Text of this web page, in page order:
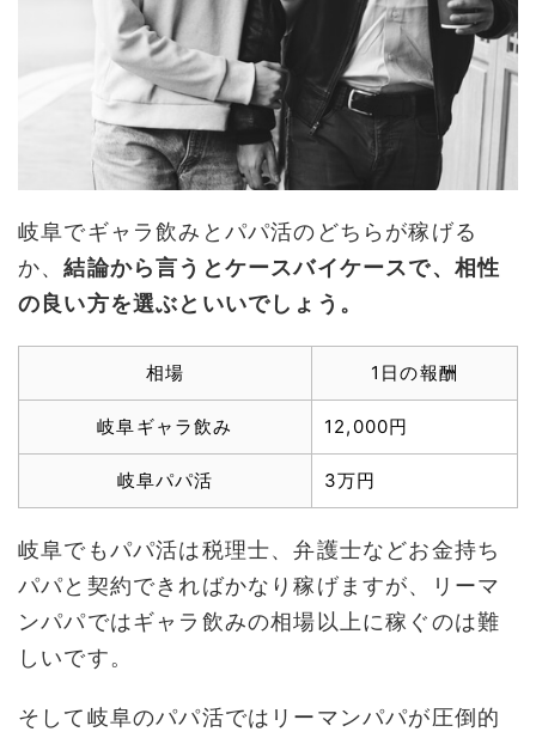
岐阜でギャラ飲みとパパ活のどちらが稼げる
か、結論から言うとケースバイケースで、相性
の良い方を選ぶといいでしょう。
相場 1日の報酬
岐阜ギャラ飲み 12,000円
岐阜パパ活 3万円
岐阜でもパパ活は税理士、弁護士などお金持ち
パパと契約できればかなり稼げますが、リーマ
ンパパではギャラ飲みの相場以上に稼ぐのは難
しいです。
そして岐阜のパパ活ではリーマンパパが圧倒的